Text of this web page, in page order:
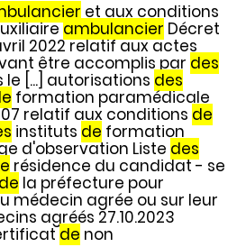
et aux conditions
ambulancier Décret
2022 relatif aux actes
être accomplis par des
le [...] autorisations des
formation paramédicale
relatif aux conditions de
instituts de formation
d'observation Liste des
résidence du candidat - se
de la préfecture pour
médecin agrée ou sur leur
agréés 27.10.2023
de non